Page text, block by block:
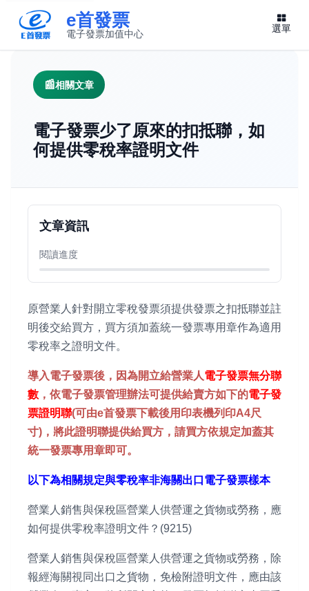
e首發票
電子發票加值中心 選單
相關文章
電子發票少了原來的扣抵聯，如
何提供零稅率證明文件
原營業人針對開立零稅發票須提供發票之扣抵聯並註
明後交給買方，買方須加蓋統一發票專用章作為適用
零稅率之證明文件。
導入電子發票後，因為開立給營業人電子發票無分聯
數 ，依電子發票管理辦法可提供給賣方如下的電子發
票證明聯(可由e首發票下載後用印表機列印A4尺
寸)，將此證明聯提供給買方，請買方依規定加蓋其
統一發票專用章即可。
以下為相關規定與零稅率非海關出口電子發票樣本
營業人銷售與保稅區營業人供營運之貨物或勞務，應
如何提供零稅率證明文件？(9215)
營業人銷售與保稅區營業人供營運之貨物或勞務，除
報經海關視同出口之貨物，免檢附證明文件，應由該
文章資訊
閱讀進度